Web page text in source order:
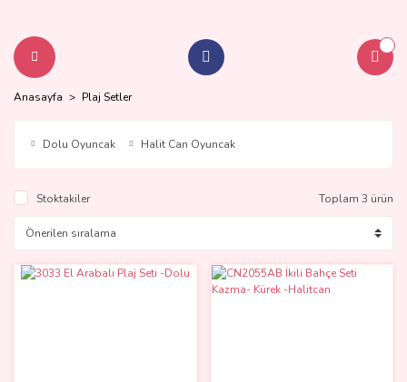
Anasayfa Plaj Setler
Dolu Oyuncak Halit Can Oyuncak
Stoktakiler Toplam 3 ürün